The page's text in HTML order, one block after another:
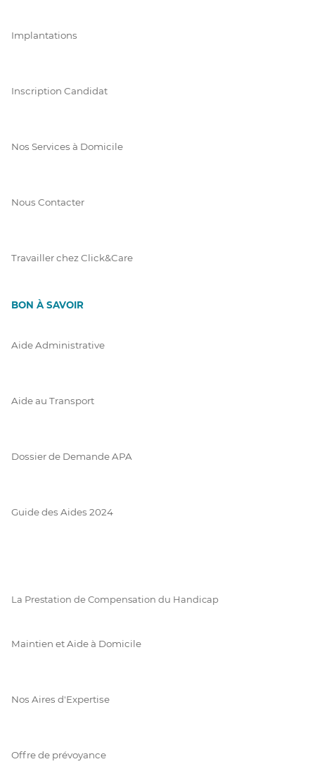
Implantations
Inscription Candidat
Nos Services à Domicile
Nous Contacter
Travailler chez Click&Care
BON À SAVOIR
Aide Administrative
Aide au Transport
Dossier de Demande APA
Guide des Aides 2024
La Prestation de Compensation du Handicap
Maintien et Aide à Domicile
Nos Aires d'Expertise
Offre de prévoyance